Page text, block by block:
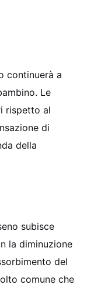
continuerà a
Le
rispetto al
di
della
subisce
la diminuzione
del
comune che